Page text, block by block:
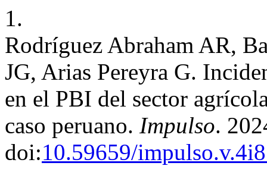
1.
Rodríguez Abraham AR,
JG, Arias Pereyra G.
en el PBI del sector
caso peruano. Impulso.
doi:10.59659/